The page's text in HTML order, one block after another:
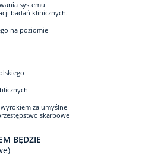
systemu
badań klinicznych.
na poziomie
za umyślne
skarbowe
BĘDZIE